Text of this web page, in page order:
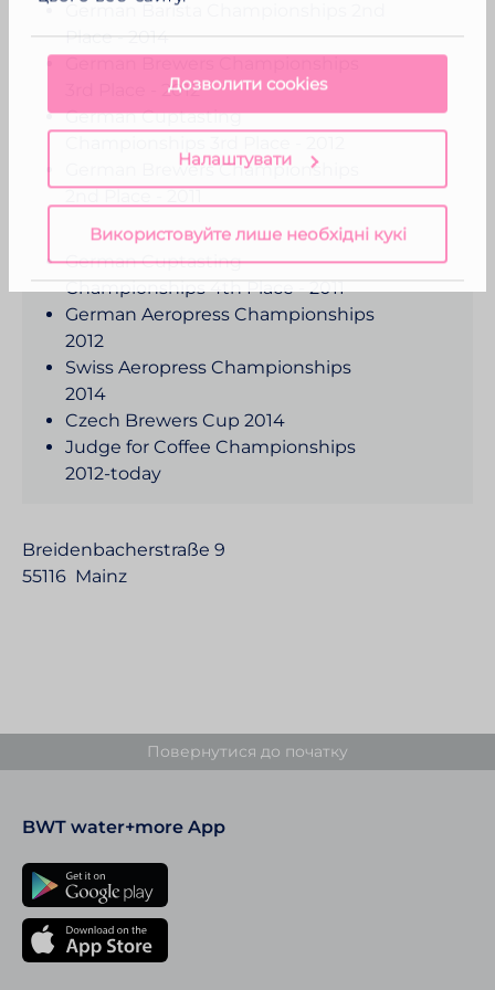
Дозволити cookies
Налаштувати
Використовуйте лише необхідні кукі
German Barista Championships 2nd
Place - 2014
3rd Place - 2012
German Cuptasting
German Brewers Championships
2nd Place - 2011
German Cuptasting
Championships 4th Place - 2011
German Aeropress Championships
2012
Swiss Aeropress Championships
2014
Czech Brewers Cup 2014
Judge for Coffee Championships
2012-​today
Breidenbacherstraße 9
55116 Mainz
Повер­ну­тися до початку
BWT water+more App